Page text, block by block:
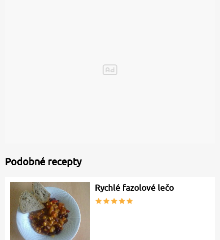
Podobné recepty
Rychlé fazolové lečo